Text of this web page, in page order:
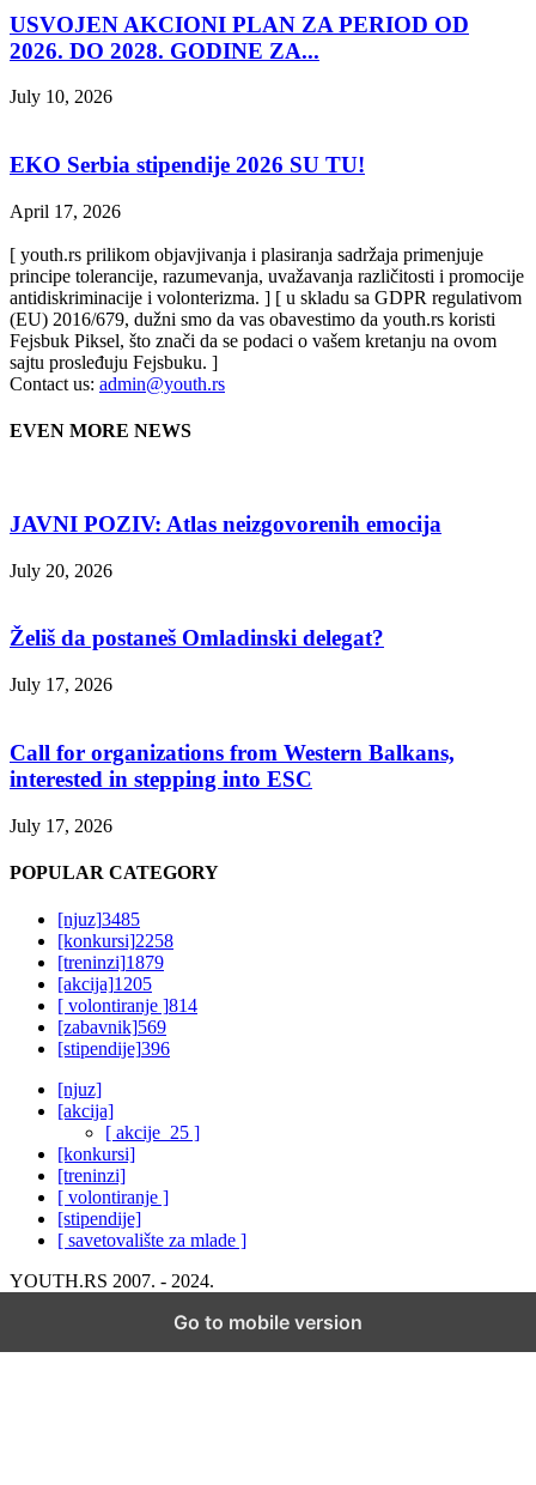
USVOJEN AKCIONI PLAN ZA PERIOD OD
2026. DO 2028. GODINE ZA...
July 10, 2026
EKO Serbia stipendije 2026 SU TU!
April 17, 2026
[ youth.rs prilikom objavjivanja i plasiranja sadržaja primenjuje
principe tolerancije, razumevanja, uvažavanja različitosti i promocije
antidiskriminacije i volonterizma. ] [ u skladu sa GDPR regulativom
(EU) 2016/679, dužni smo da vas obavestimo da youth.rs koristi
Fejsbuk Piksel, što znači da se podaci o vašem kretanju na ovom
sajtu prosleđuju Fejsbuku. ]
Contact us: admin@youth.rs
EVEN MORE NEWS
JAVNI POZIV: Atlas neizgovorenih emocija
July 20, 2026
Želiš da postaneš Omladinski delegat?
July 17, 2026
Call for organizations from Western Balkans,
interested in stepping into ESC
July 17, 2026
POPULAR CATEGORY
[njuz]3485
[konkursi]2258
[treninzi]1879
[akcija]1205
[ volontiranje ]814
[zabavnik]569
[stipendije]396
[njuz]
[akcija]
[ akcije_25 ]
[konkursi]
[treninzi]
[ volontiranje ]
[stipendije]
[ savetovalište za mlade ]
YOUTH.RS 2007. - 2024.
Go to mobile version